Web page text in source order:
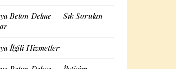
Beton Delme — Sık Sorulan
İlgili Hizmetler